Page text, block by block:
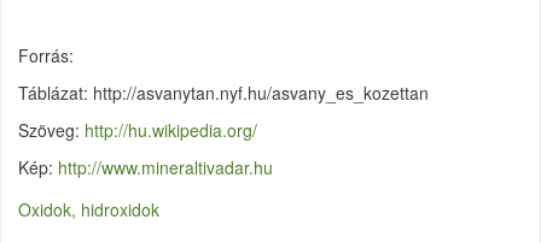
Forrás:
Táblázat: http://asvanytan.nyf.hu/asvany_es_kozettan
Szöveg: http://hu.wikipedia.org/
Kép: http://www.mineraltivadar.hu
Oxidok, hidroxidok